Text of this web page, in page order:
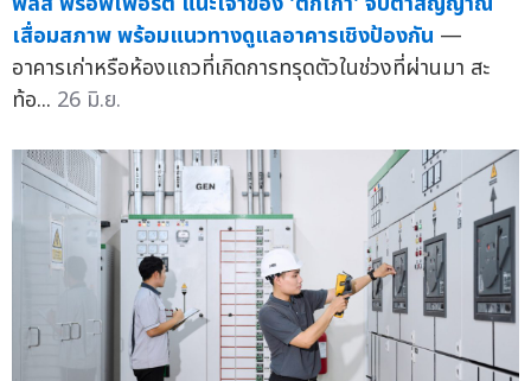
เสื่อมสภาพ พร้อมแนวทางดูแลอาคารเชิงป้องกัน —
อาคารเก่าหรือห้องแถวที่เกิดการทรุดตัวในช่วงที่ผ่านมา สะ
ท้อ... 26 มิ.ย.